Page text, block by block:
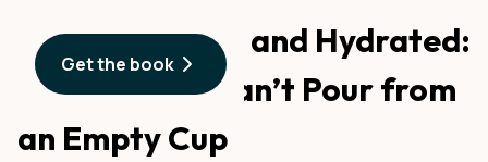
Stay Positive… and Hydrated:
Because You Can’t Pour from
an Empty Cup
Get the book